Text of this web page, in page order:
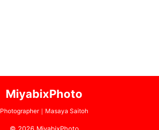
MiyabixPhoto
Photographer｜Masaya Saitoh